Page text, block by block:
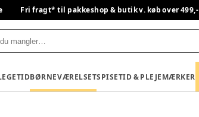
Fri fragt* til pakkeshop & butik v. køb over 499,-
BØRNEVÆRELSETSPISETID & PLEJEMÆRKER